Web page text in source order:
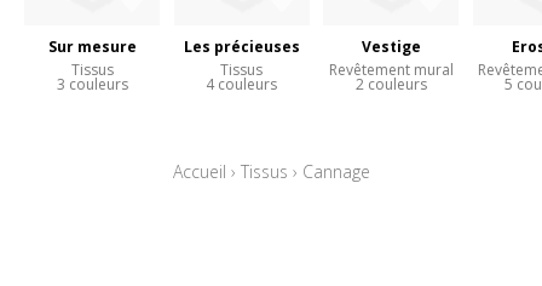
Sur mesure
Tissus
3 couleurs
Les précieuses
Tissus
4 couleurs
Vestige
Revêtement mural
2 couleurs 5
Accueil › Tissus › Cannage